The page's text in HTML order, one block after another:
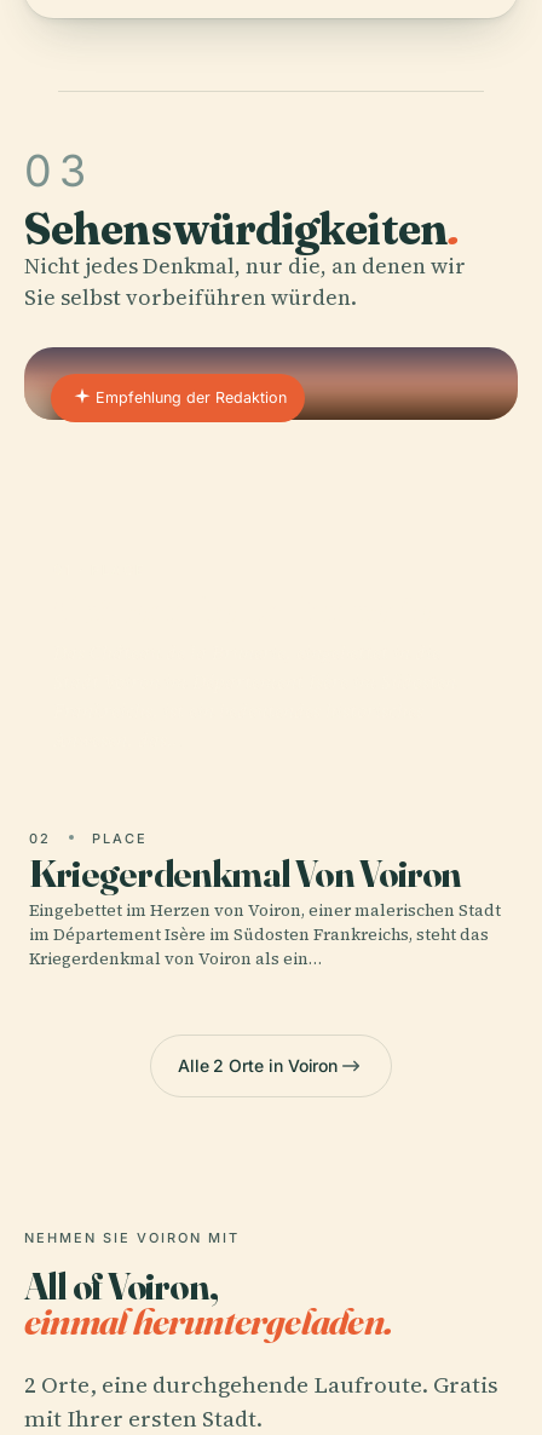
03
Sehenswürdigkeiten.
Nicht jedes Denkmal, nur die, an denen wir
Sie selbst vorbeiführen würden.
Empfehlung der Redaktion
02 PLACE
Kriegerdenkmal Von Voiron
Eingebettet im Herzen von Voiron, einer malerischen Stadt
im Département Isère im Südosten Frankreichs, steht das
Kriegerdenkmal von Voiron als ein…
Alle 2 Orte in Voiron
NEHMEN SIE VOIRON MIT
All of Voiron,
einmal heruntergeladen.
2 Orte, eine durchgehende Laufroute. Gratis
mit Ihrer ersten Stadt.